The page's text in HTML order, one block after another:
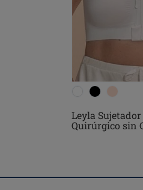
Leyla Sujetador
Quirúrgico sin